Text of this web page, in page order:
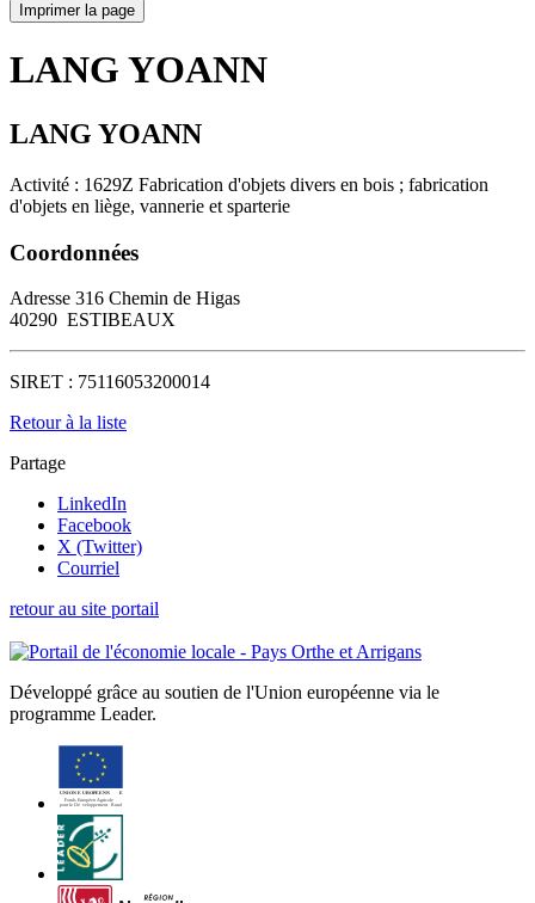
Imprimer la page
LANG YOANN
LANG YOANN
Activité : 1629Z Fabrication d'objets divers en bois ; fabrication
d'objets en liège, vannerie et sparterie
Coordonnées
Adresse 316 Chemin de Higas
40290 ESTIBEAUX
SIRET : 75116053200014
Retour à la liste
Partage
LinkedIn
Facebook
X (Twitter)
Courriel
retour au site portail
Développé grâce au soutien de l'Union européenne via le
programme Leader.